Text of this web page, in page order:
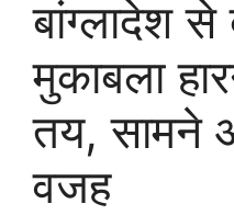
बांग्लादेश
मुकाबला
तय, सामने
वजह